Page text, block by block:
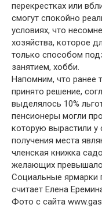
перекрестках или
смогут спокойно
условиях, что
хозяйства, которое
только способом
занятием, хобби.
Напомним, что ранее
принято решение,
выделялось 10%
пенсионеры могли
которую вырастили у
получения места
членская книжка
желающих
Социальные ярмарки
считает Елена
Фото с сайта